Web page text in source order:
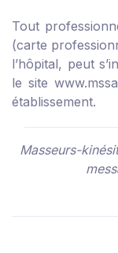
Tout
(carte
l’hôpital, peut
le site
établissement.
Masseurs-